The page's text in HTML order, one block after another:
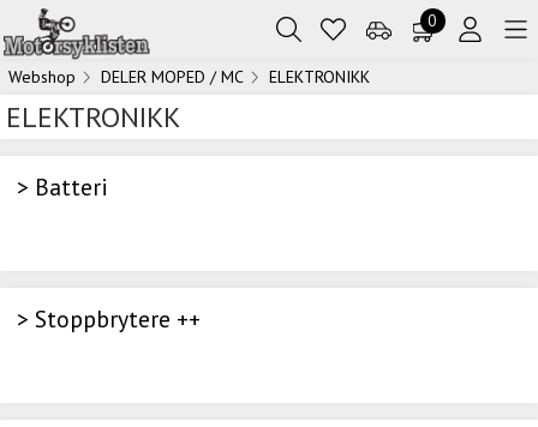
0
Webshop DELER MOPED / MC ELEKTRONIKK
ELEKTRONIKK
> Batteri
> Stoppbrytere ++